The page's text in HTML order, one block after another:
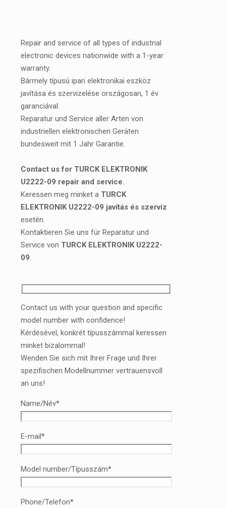
Repair and service of all types of industrial
electronic devices nationwide with a 1-year
warranty.
Bármely típusú ipari elektronikai eszköz
javítása és szervizelése országosan, 1 év
garanciával.
Reparatur und Service aller Arten von
industriellen elektronischen Geräten
bundesweit mit 1 Jahr Garantie.
Contact us for TURCK ELEKTRONIK
U2222-09 repair and service.
Keressen meg minket a TURCK
ELEKTRONIK U2222-09 javítás és szerviz
esetén.
Kontaktieren Sie uns für Reparatur und
Service von TURCK ELEKTRONIK U2222-
09.
Contact us with your question and specific
model number with confidence!
Kérdésével, konkrét típusszámmal keressen
minket bizalommal!
Wenden Sie sich mit Ihrer Frage und Ihrer
spezifischen Modellnummer vertrauensvoll
an uns!
Name/Név*
E-mail*
Model number/Típusszám*
Phone/Telefon*